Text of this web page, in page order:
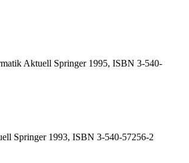
Aktuell Springer 1995, ISBN 3-540-
Springer 1993, ISBN 3-540-57256-2